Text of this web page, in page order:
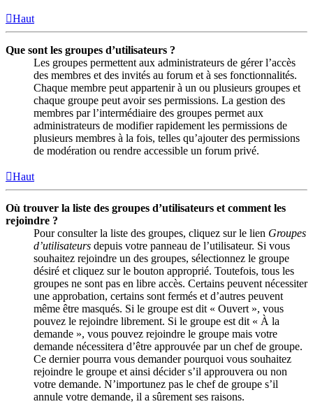
Haut
Que sont les groupes d’utilisateurs ?
Les groupes permettent aux administrateurs de gérer l’accès
des membres et des invités au forum et à ses fonctionnalités.
Chaque membre peut appartenir à un ou plusieurs groupes et
chaque groupe peut avoir ses permissions. La gestion des
membres par l’intermédiaire des groupes permet aux
administrateurs de modifier rapidement les permissions de
plusieurs membres à la fois, telles qu’ajouter des permissions
de modération ou rendre accessible un forum privé.
Haut
Où trouver la liste des groupes d’utilisateurs et comment les
rejoindre ?
Pour consulter la liste des groupes, cliquez sur le lien Groupes
d’utilisateurs depuis votre panneau de l’utilisateur. Si vous
souhaitez rejoindre un des groupes, sélectionnez le groupe
désiré et cliquez sur le bouton approprié. Toutefois, tous les
groupes ne sont pas en libre accès. Certains peuvent nécessiter
une approbation, certains sont fermés et d’autres peuvent
même être masqués. Si le groupe est dit « Ouvert », vous
pouvez le rejoindre librement. Si le groupe est dit « À la
demande », vous pouvez rejoindre le groupe mais votre
demande nécessitera d’être approuvée par un chef de groupe.
Ce dernier pourra vous demander pourquoi vous souhaitez
rejoindre le groupe et ainsi décider s’il approuvera ou non
votre demande. N’importunez pas le chef de groupe s’il
annule votre demande, il a sûrement ses raisons.